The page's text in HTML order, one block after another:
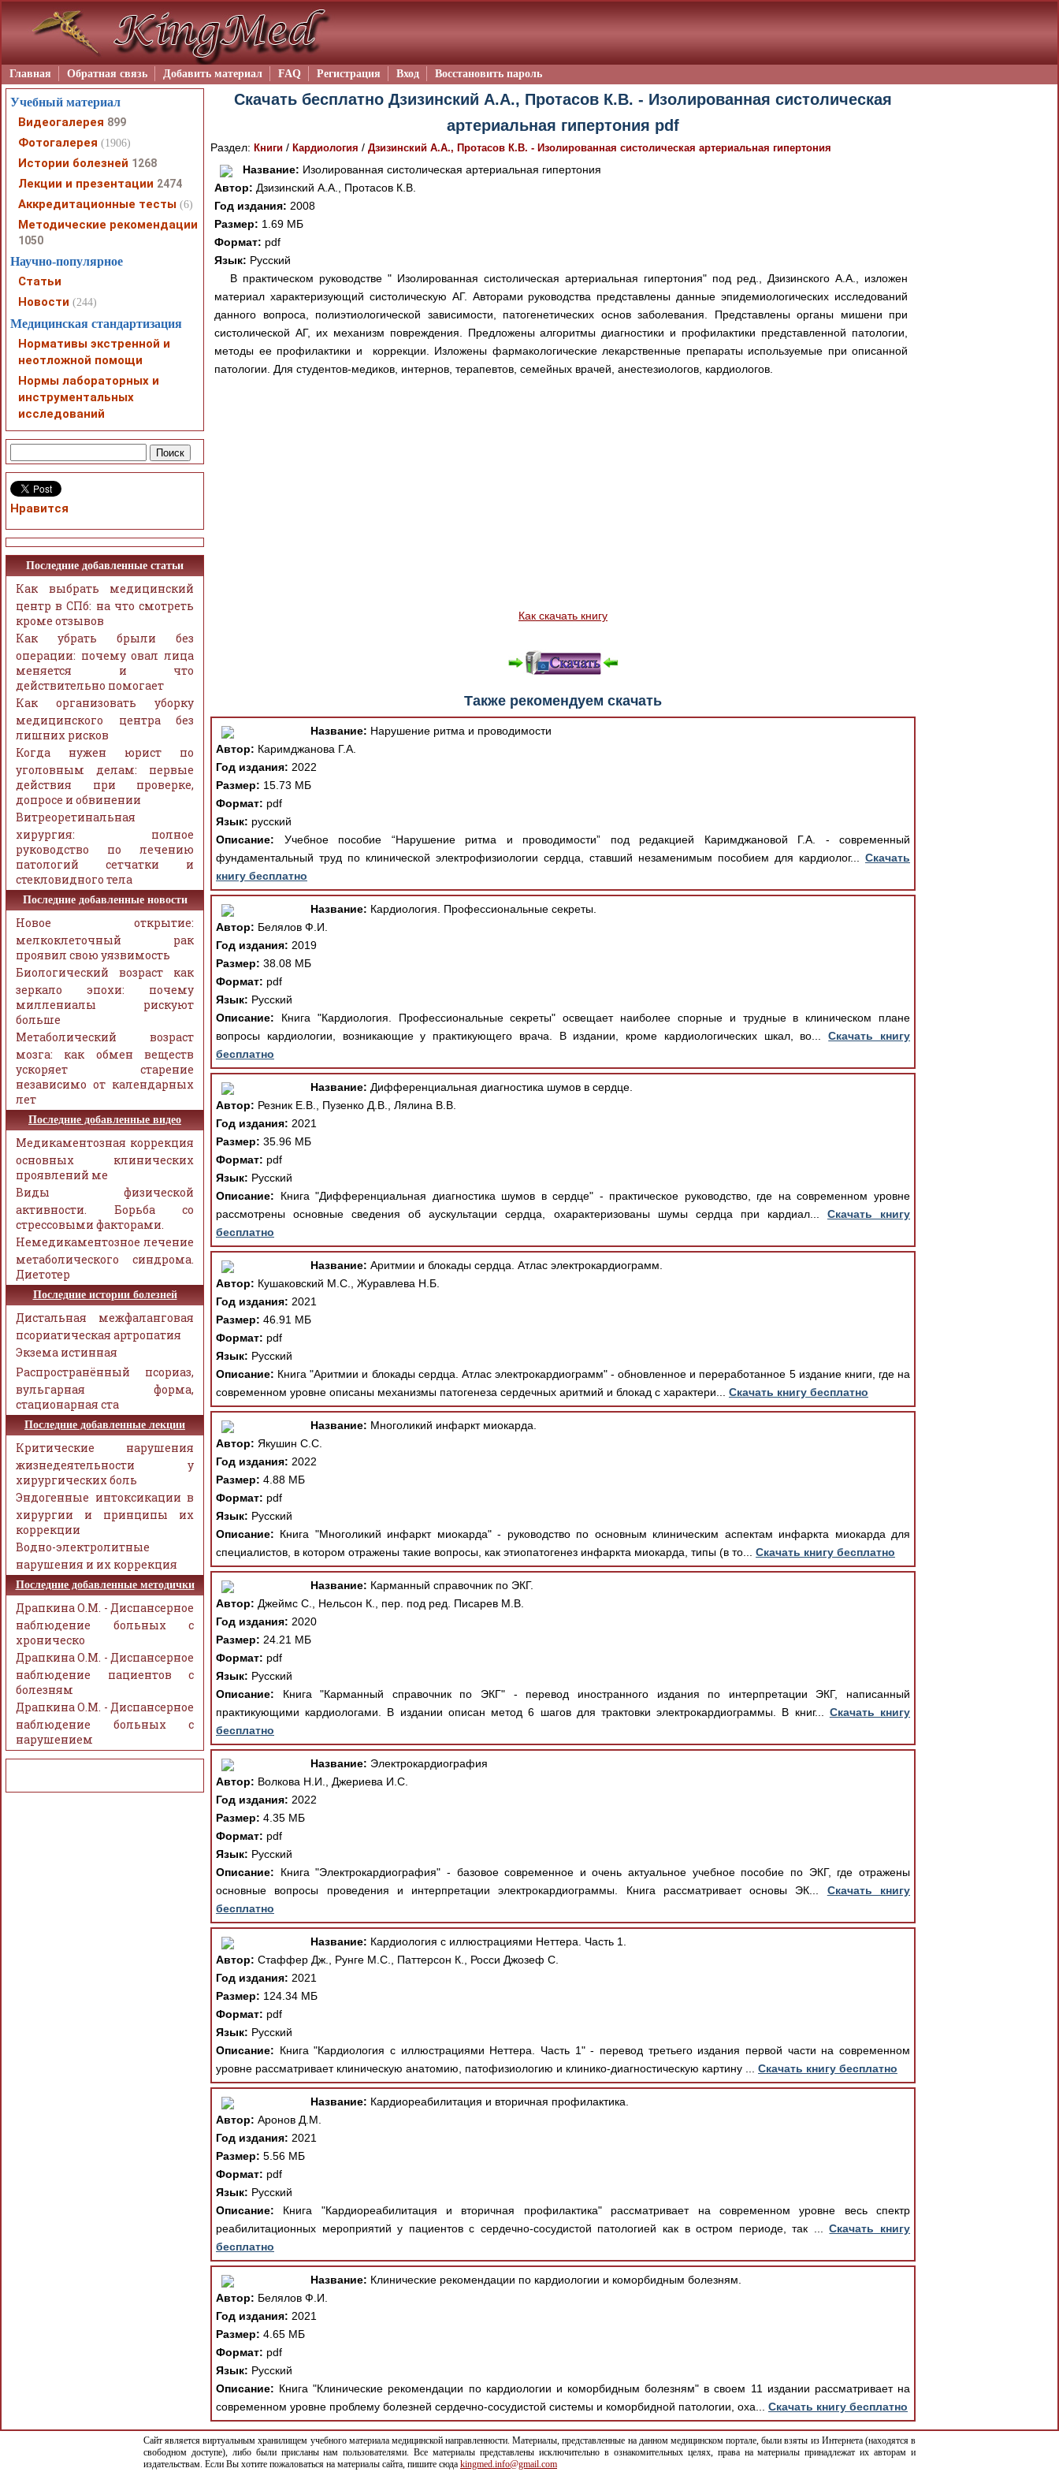
Главная Обратная связь Добавить материал FAQ Регистрация Вход Восстановить пароль
Скачать бесплатно Дзизинский А.А., Протасов К.В. - Изолированная систолическая
артериальная гипертония pdf
Раздел: Книги / Кардиология / Дзизинский А.А., Протасов К.В. - Изолированная систолическая артериальная гипертония
Название: Изолированная систолическая артериальная гипертония
Автор: Дзизинский А.А., Протасов К.В.
Год издания: 2008
Размер: 1.69 МБ
Формат: pdf
Язык: Русский
В практическом руководстве " Изолированная систолическая артериальная гипертония" под ред., Дзизинского А.А., изложен
материал характеризующий систолическую АГ. Авторами руководства представлены данные эпидемиологических исследований
данного вопроса, полиэтиологической зависимости, патогенетических основ заболевания. Представлены органы мишени при
систолической АГ, их механизм повреждения. Предложены алгоритмы диагностики и профилактики представленной патологии,
методы ее профилактики и коррекции. Изложены фармакологические лекарственные препараты используемые при описанной
патологии. Для студентов-медиков, интернов, терапевтов, семейных врачей, анестезиологов, кардиологов.
Как скачать книгу
Также рекомендуем скачать
Название: Нарушение ритма и проводимости
Автор: Каримджанова Г.А.
Год издания: 2022
Размер: 15.73 МБ
Формат: pdf
Язык: русский
Описание: Учебное пособие “Нарушение ритма и проводимости” под редакцией Каримджановой Г.А. - современный
фундаментальный труд по клинической электрофизиологии сердца, ставший незаменимым пособием для кардиолог... Скачать
книгу бесплатно
Название: Кардиология. Профессиональные секреты.
Автор: Белялов Ф.И.
Год издания: 2019
Размер: 38.08 МБ
Формат: pdf
Язык: Русский
Описание: Книга "Кардиология. Профессиональные секреты" освещает наиболее спорные и трудные в клиническом плане
вопросы кардиологии, возникающие у практикующего врача. В издании, кроме кардиологических шкал, во...Скачать книгу
бесплатно
Название: Дифференциальная диагностика шумов в сердце.
Автор: Резник Е.В., Пузенко Д.В., Лялина В.В.
Год издания: 2021
Размер: 35.96 МБ
Формат: pdf
Язык: Русский
Описание: Книга "Дифференциальная диагностика шумов в сердце" - практическое руководство, где на современном уровне
рассмотрены основные сведения об аускультации сердца, охарактеризованы шумы сердца при кардиал... Скачать книгу
бесплатно
Название: Аритмии и блокады сердца. Атлас электрокардиограмм.
Автор: Кушаковский М.С., Журавлева Н.Б.
Год издания: 2021
Размер: 46.91 МБ
Формат: pdf
Язык: Русский
Описание: Книга "Аритмии и блокады сердца. Атлас электрокардиограмм" - обновленное и переработанное 5 издание книги, где на
современном уровне описаны механизмы патогенеза сердечных аритмий и блокад с характери... Скачать книгу бесплатно
Название: Многоликий инфаркт миокарда.
Автор: Якушин С.С.
Год издания: 2022
Размер: 4.88 МБ
Формат: pdf
Язык: Русский
Описание: Книга "Многоликий инфаркт миокарда" - руководство по основным клиническим аспектам инфаркта миокарда для
специалистов, в котором отражены такие вопросы, как этиопатогенез инфаркта миокарда, типы (в то... Скачать книгу бесплатно
Название: Карманный справочник по ЭКГ.
Автор: Джеймс С., Нельсон К., пер. под ред. Писарев М.В.
Год издания: 2020
Размер: 24.21 МБ
Формат: pdf
Язык: Русский
Описание: Книга "Карманный справочник по ЭКГ" - перевод иностранного издания по интерпретации ЭКГ, написанный
практикующими кардиологами. В издании описан метод 6 шагов для трактовки электрокардиограммы. В книг... Скачать книгу
бесплатно
Название: Электрокардиография
Автор: Волкова Н.И., Джериева И.С.
Год издания: 2022
Размер: 4.35 МБ
Формат: pdf
Язык: Русский
Описание: Книга "Электрокардиография" - базовое современное и очень актуальное учебное пособие по ЭКГ, где отражены
основные вопросы проведения и интерпретации электрокардиограммы. Книга рассматривает основы ЭК... Скачать книгу
бесплатно
Название: Кардиология с иллюстрациями Неттера. Часть 1.
Автор: Стаффер Дж., Рунге М.С., Паттерсон К., Росси Джозеф С.
Год издания: 2021
Размер: 124.34 МБ
Формат: pdf
Язык: Русский
Описание: Книга "Кардиология с иллюстрациями Неттера. Часть 1" - перевод третьего издания первой части на современном
уровне рассматривает клиническую анатомию, патофизиологию и клинико-диагностическую картину ... Скачать книгу бесплатно
Название: Кардиореабилитация и вторичная профилактика.
Автор: Аронов Д.М.
Год издания: 2021
Размер: 5.56 МБ
Формат: pdf
Язык: Русский
Описание: Книга "Кардиореабилитация и вторичная профилактика" рассматривает на современном уровне весь спектр
реабилитационных мероприятий у пациентов с сердечно-сосудистой патологией как в остром периоде, так ...Скачать книгу
бесплатно
Название: Клинические рекомендации по кардиологии и коморбидным болезням.
Автор: Белялов Ф.И.
Год издания: 2021
Размер: 4.65 МБ
Формат: pdf
Язык: Русский
Описание: Книга "Клинические рекомендации по кардиологии и коморбидным болезням" в своем 11 издании рассматривает на
современном уровне проблему болезней сердечно-сосудистой системы и коморбидной патологии, оха... Скачать книгу бесплатно
Учебный материал
Видеогалерея 899
Фотогалерея (1906)
Истории болезней 1268
Лекции и презентации 2474
Аккредитационные тесты (6)
Методические рекомендации
1050
Научно-популярное
Статьи
Новости (244)
Медицинская стандартизация
Нормативы экстренной и
неотложной помощи
Нормы лабораторных и
инструментальных
исследований
Нравится
Последние добавленные статьи
Как выбрать медицинский
центр в СПб: на что смотреть
кроме отзывов
Как убрать брыли без
операции: почему овал лица
меняется и что
действительно помогает
Как организовать уборку
медицинского центра без
лишних рисков
Когда нужен юрист по
уголовным делам: первые
действия при проверке,
допросе и обвинении
Витреоретинальная
хирургия: полное
руководство по лечению
патологий сетчатки и
стекловидного тела
Последние добавленные новости
Новое открытие:
мелкоклеточный рак
проявил свою уязвимость
Биологический возраст как
зеркало эпохи: почему
миллениалы рискуют
больше
Метаболический возраст
мозга: как обмен веществ
ускоряет старение
независимо от календарных
лет
Последние добавленные видео
Медикаментозная коррекция
основных клинических
проявлений ме
Виды физической
активности. Борьба со
стрессовыми факторами.
Немедикаментозное лечение
метаболического синдрома.
Диетотер
Последние истории болезней
Дистальная межфаланговая
псориатическая артропатия
Экзема истинная
Распространённый псориаз,
вульгарная форма,
стационарная ста
Последние добавленные лекции
Критические нарушения
жизнедеятельности у
хирургических боль
Эндогенные интоксикации в
хирургии и принципы их
коррекции
Водно-электролитные
нарушения и их коррекция
Последние добавленные методички
Драпкина О.М. - Диспансерное
наблюдение больных с
хроническо
Драпкина О.М. - Диспансерное
наблюдение пациентов с
болезням
Драпкина О.М. - Диспансерное
наблюдение больных с
нарушением
Сайт является виртуальным хранилищем учебного материала медицинской направленности. Материалы, представленные на данном медицинском портале, были взяты из Интернета (находятся в
свободном доступе), либо были присланы нам пользователями. Все материалы представлены исключительно в ознакомительных целях, права на материалы принадлежат их авторам и
издательствам. Если Вы хотите пожаловаться на материалы сайта, пишите сюда kingmed.info@gmail.com